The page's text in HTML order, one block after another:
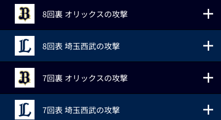
8回裏 オリックスの攻撃
8回表 埼玉西武の攻撃
7回裏 オリックスの攻撃
7回表 埼玉西武の攻撃